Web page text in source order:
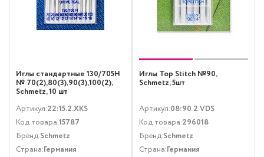
Иглы стандартные 130/705H
№ 70(2),80(3),90(3),100(2),
Schmetz, 10 шт
Артикул:22:15.2.XKS
Код товара:15787
Бренд:Schmetz
Страна:Германия
Иглы Top Stitch №90,
Schmetz, 5шт
Артикул:08:90 2 VDS
Код товара:296018
Бренд:Schmetz
Страна:Германия